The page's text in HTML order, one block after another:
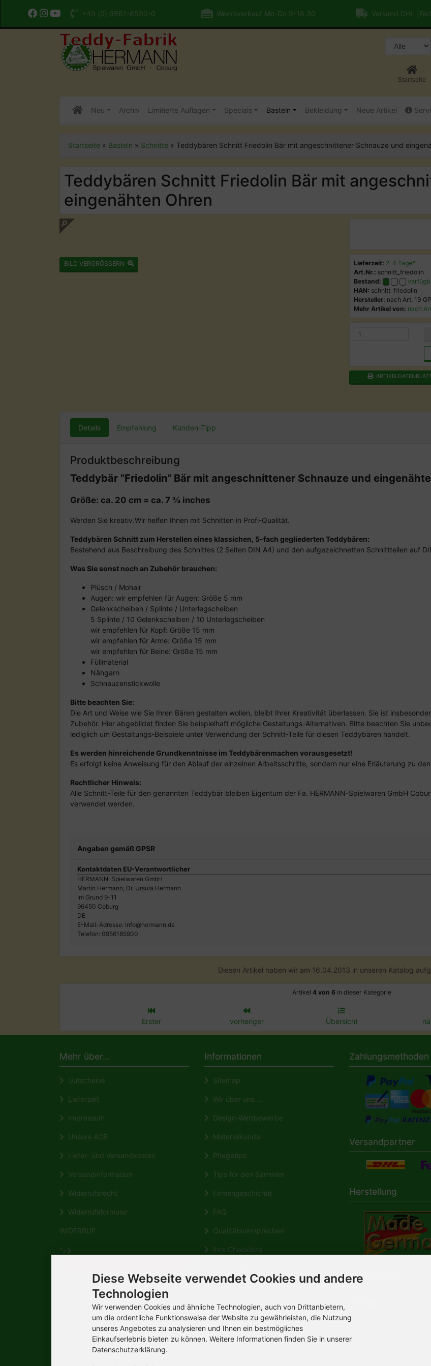
+49 (0) 9561-8590-0 Werksverkauf Mo-Do 9-16.30 Versand DHL
Startseite
Neu Archiv Limitierte Auflagen Specials Basteln Bekleidung Neue Artikel
Startseite » Basteln » Schnitte » Teddybären Schnitt Friedolin Bär mit angeschnittener Schnauze und
Teddybären Schnitt Friedolin Bär mit
eingenähten Ohren
BILD VERGRÖSSERN Lieferzeit: 2-4 Tage*
Art.Nr.: schnitt_friedolin
Bestand:
HAN: schnitt_friedolin
Hersteller: nach Art. 19
Mehr Artikel von: nach
Details Empfehlung Kunden-Tipp
Produktbeschreibung
Teddybär "Friedolin" Bär mit angeschnittener Schnauze und
Größe: ca. 20 cm = ca. 7 ¾ inches
Werden Sie kreativ.Wir helfen Ihnen mit Schnitten in Profi-Qualität.
Teddybären Schnitt zum Herstellen eines klassichen, 5-fach gegliederten Teddybären:
Bestehend aus Beschreibung des Schnittes (2 Seiten DIN A4) und den aufgezeichnetten Schnittteilen auf
Was Sie sonst noch an Zubehör brauchen:
Plüsch / Mohair
Augen: wir empfehlen für Augen: Größe 5 mm
Gelenkscheiben / Splinte / Unterlegscheiben
5 Splinte / 10 Gelenkscheiben / 10 Unterlegscheiben
wir empfehlen für Kopf: Größe 15 mm
wir empfehlen für Arme: Größe 15 mm
wir empfehlen für Beine: Größe 15 mm
Füllmaterial
Nähgarn
Schnauzenstickwolle
Bitte beachten Sie:
Die Art und Weise wie Sie Ihren Bären gestalten wollen, bleibt Ihrer Kreativität überlassen. Sie ist
Zubehör. Hier abgebildet finden Sie beispielhaft mögliche Gestaltungs-Alternativen. Bitte beachten Sie
lediglich um Gestaltungs-Beispiele unter Verwendung der Schnitt-Teile für diesen Teddybären handelt.
Es werden hinreichende Grundkenntnisse im Teddybärenmachen vorausgesetzt!
Es erfolgt keine Anweisung für den Ablauf der einzelnen Arbeitsschritte, sondern nur eine Erläuterung zu
Rechtlicher Hinweis:
Alle Schnitt-Teile für den genannten Teddybär bleiben Eigentum der Fa. HERMANN-Spielwaren GmbH
verwendet werden.
Angaben gemäß GPSR
Kontaktdaten EU-Verantwortlicher
HERMANN-Spielwaren GmbH
Martin Hermann, Dr. Ursula Hermann
Im Grund 9-11
96450 Coburg
DE
E-Mail-Adresse: info@hermann.de
Telefon: 0956185900
Diesen Artikel haben wir am 16.04.2013 in unseren Katalog
Artikel 4 von 6in dieser Kategorie
Erster vorheriger Übersicht
Mehr über...
Gutscheine
Lieferzeit
Impressum
Unsere AGB
Liefer- und Versandkosten
Versandinformation
Widerrufsrecht
Widerrufsformular
WIDERRUF
">
Zahlungsmöglichkeiten
Kontakt
Allgemeine Verbraucherinformation
Privatsphäre und Datenschutz
Informationen
Sitemap
Wir über uns ...
Design-Wettbewerbe
Materialkunde
Pflegetips
Tips für den Sammler
Firmengeschichte
FAQ
Qualitätsversprechen
Ihre Checkliste
Wikipedia
Zahlungsmethoden
Versandpartner
Herstellung
Social Media
Diese Webseite verwendet Cookies und andere
Technologien
Wir verwenden Cookies und ähnliche Technologien, auch von Drittanbietern,
um die ordentliche Funktionsweise der Website zu gewährleisten, die Nutzung
unseres Angebotes zu analysieren und Ihnen ein bestmögliches
Einkaufserlebnis bieten zu können. Weitere Informationen finden Sie in unserer
Datenschutzerklärung.